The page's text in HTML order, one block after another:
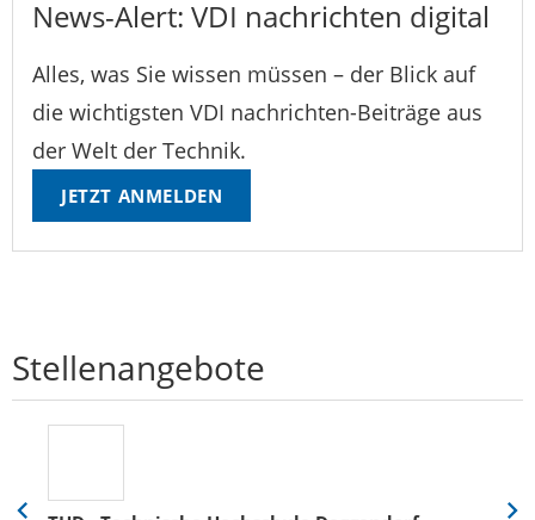
News-Alert: VDI nachrichten digital
Alles, was Sie wissen müssen – der Blick auf
die wichtigsten VDI nachrichten-Beiträge aus
der Welt der Technik.
JETZT ANMELDEN
Stellenangebote